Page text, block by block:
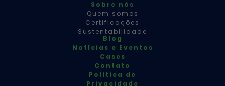
Sobre nós
Quem somos
Certificações
Sustentabilidade
Blog
Notícias e Eventos
Cases
Contato
Política de
Privacidade